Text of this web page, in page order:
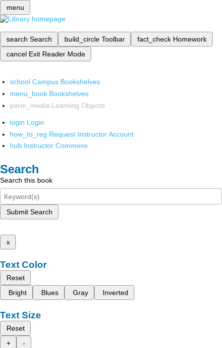
menu
search Search build_circle Toolbar fact_check Homework
cancel Exit Reader Mode
school Campus Bookshelves
menu_book Bookshelves
perm_media Learning Objects
login Login
how_to_reg Request Instructor Account
hub Instructor Commons
Search
Search this book
Submit Search
x
Text Color
Reset
Bright
Blues Gray Inverted
Text Size
Reset
+
-